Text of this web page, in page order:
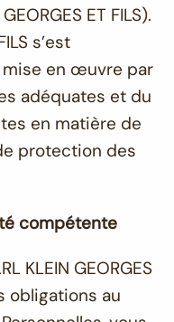
ET FILS).
s’est
mise en œuvre par
adéquates et du
en matière de
protection des
compétente
KLEIN GEORGES
obligations au